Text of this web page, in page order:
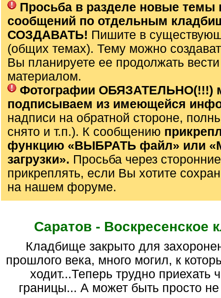
Просьба в разделе новые темы
сообщений по отдельным
СОЗДАВАТЬ! Пишите в
(общих темах). Тему можно
Вы планируете ее продолжать
материалом.
Фотографии ОБЯЗАТЕЛЬНО(!!!)
подписываем из имеющейся
надписи на обратной стороне,
снято и т.п.). К сообщению
функцию «ВЫБРАТЬ файл» или
загрузки». Просьба через
прикреплять, если Вы хотите
на нашем форуме.
Саратов - Воскресенское
кладбище закрыто для захоронений в 70-е гг.
прошлого века, много могил, к
ходит...Теперь трудно приехать
границы... А может быть просто не